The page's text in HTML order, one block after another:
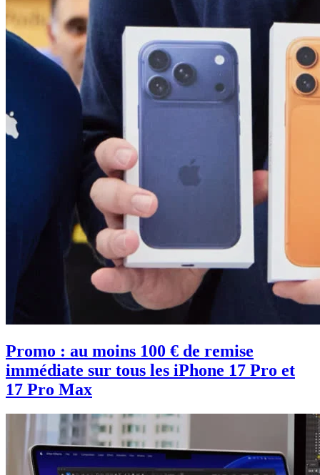
Promo : au moins 100 € de remise
immédiate sur tous les iPhone 17 Pro et
17 Pro Max